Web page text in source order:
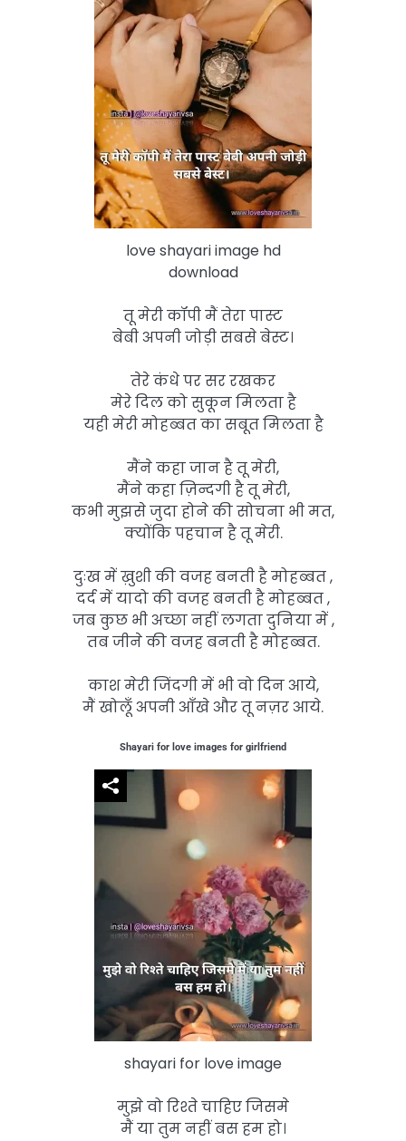
love shayari image hd
download
तू मेरी कॉपी मैं तेरा पास्ट
बेबी अपनी जोड़ी सबसे बेस्ट।
तेरे कंधे पर सर रखकर
मेरे दिल को सुकून मिलता है
यही मेरी मोहब्बत का सबूत मिलता है
मैंने कहा जान है तू मेरी,
मैंने कहा ज़िन्दगी है तू मेरी,
कभी मुझसे जुदा होने की सोचना भी मत,
क्योंकि पहचान है तू मेरी.
दुःख में ख़ुशी की वजह बनती है मोहब्बत ,
दर्द में यादो की वजह बनती है मोहब्बत ,
जब कुछ भी अच्छा नहीं लगता दुनिया में ,
तब जीने की वजह बनती है मोहब्बत.
काश मेरी जिंदगी में भी वो दिन आये,
मैं खोलूँ अपनी आँखे और तू नज़र आये.
Shayari for love images for girlfriend
shayari for love image
मुझे वो रिश्ते चाहिए जिसमे
मैं या तुम नहीं बस हम हो।